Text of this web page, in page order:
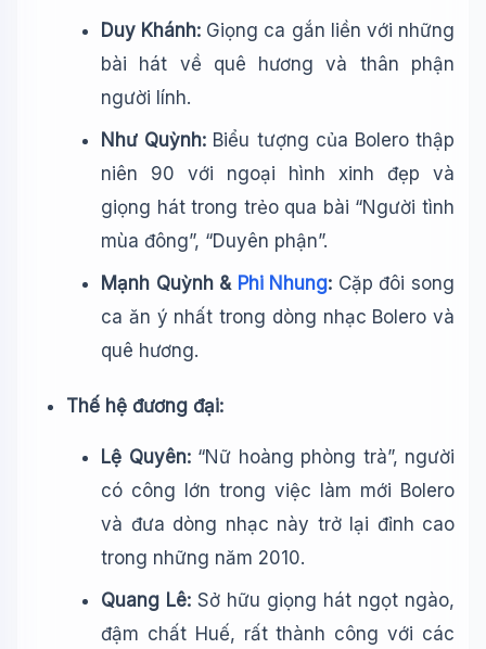
Duy Khánh: Giọng ca gắn liền với những
bài hát về quê hương và thân phận
người lính.
Như Quỳnh: Biểu tượng của Bolero thập
niên 90 với ngoại hình xinh đẹp và
giọng hát trong trẻo qua bài “Người tình
mùa đông”, “Duyên phận”.
Mạnh Quỳnh & Phi Nhung: Cặp đôi song
ca ăn ý nhất trong dòng nhạc Bolero và
quê hương.
Thế hệ đương đại:
Lệ Quyên:“Nữ hoàng phòng trà”, người
có công lớn trong việc làm mới Bolero
và đưa dòng nhạc này trở lại đỉnh cao
trong những năm 2010.
Quang Lê: Sở hữu giọng hát ngọt ngào,
đậm chất Huế, rất thành công với các